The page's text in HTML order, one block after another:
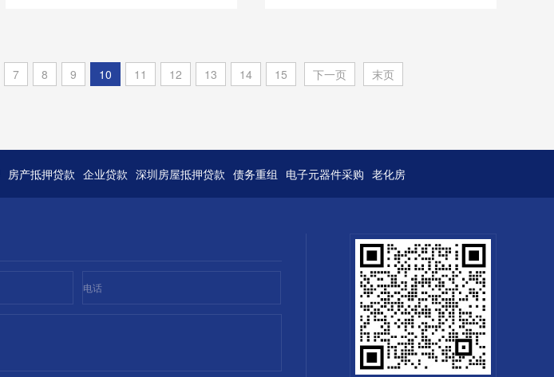
7 8 9 10 11 12 13 14 15 下一页 末页
房产抵押贷款 企业贷款 深圳房屋抵押贷款 债务重组 电子元器件采购 老化房
电话